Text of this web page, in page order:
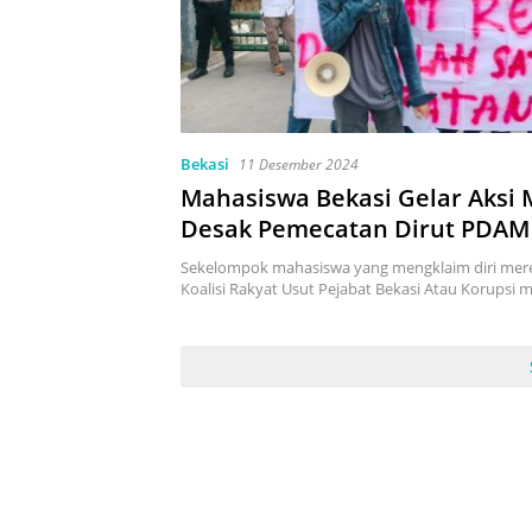
Bekasi 11 Desember 2024
Mahasiswa Bekasi Gelar Aksi
Desak Pemecatan Dirut
Bhagasasi Terkait Dugaan
Jabatan
Sekelompok mahasiswa yang mengklaim diri
Koalisi Rakyat Usut Pejabat Bekasi Atau Korupsi